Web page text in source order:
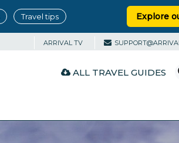
Travel tips Explore
ARRIVAL TV
ALL TRAVEL GUIDES